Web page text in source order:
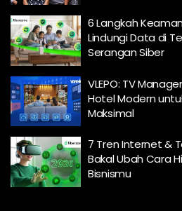
6 Langkah
Lindungi Data di
Serangan Siber
VLEPO: TV
Hotel Modern
Maksimal
7 Tren Internet &
Bakal Ubah Cara
Bisnismu